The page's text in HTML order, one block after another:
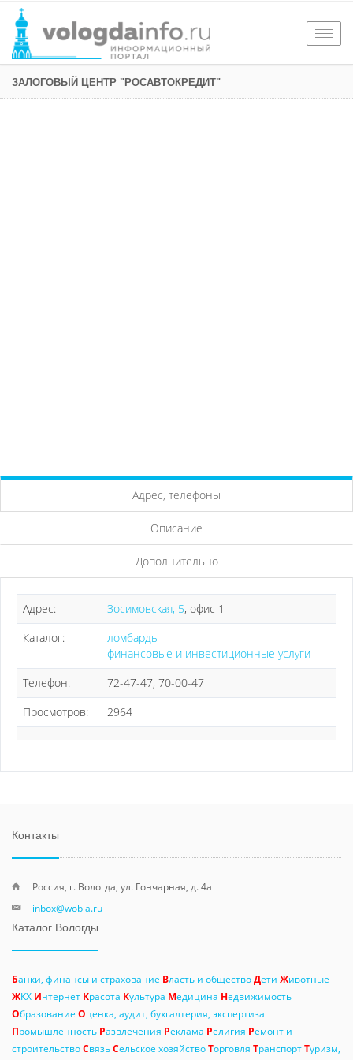
ЗАЛОГОВЫЙ ЦЕНТР "РОСАВТОКРЕДИТ"
Адрес, телефоны
Описание
Дополнительно
Адрес: Зосимовская, 5, офис 1
Каталог:
ломбарды
финансовые и инвестиционные услуги
Телефон:
72-47-47, 70-00-47
Просмотров:
2964
Контакты
Россия, г. Вологда, ул. Гончарная, д. 4а
inbox@wobla.ru
Каталог Вологды
Банки, финансы и страхование Власть и обществоДети Животные
ЖКХ Интернет Красота Культура Медицина Недвижимость
Образование Оценка, аудит, бухгалтерия, экспертиза
Промышленность Развлечения Реклама Религия Ремонт и
строительствоСвязьСельское хозяйствоТорговля ТранспортТуризм,